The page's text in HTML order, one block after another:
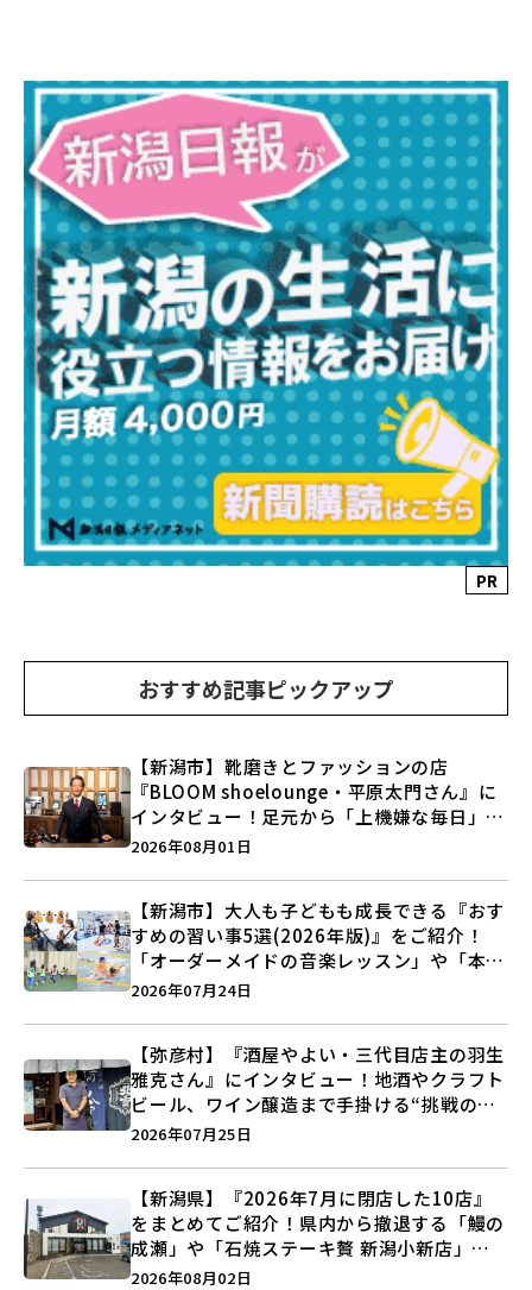
PR
おすすめ記事ピックアップ
【新潟市】靴磨きとファッションの店
『BLOOM shoelounge・平原太門さん』に
インタビュー！足元から「上機嫌な毎日」を
つくる装いの提案とは？
2026年08月01日
【新潟市】大人も子どもも成長できる『おす
すめの習い事5選(2026年版)』をご紹介！
「オーダーメイドの音楽レッスン」や「本格
キックボクシング」で新しい自分を見つけよ
2026年07月24日
【弥彦村】『酒屋やよい・三代目店主の羽生
雅克さん』にインタビュー！地酒やクラフト
ビール、ワイン醸造まで手掛ける“挑戦の歴
史”に迫る♪
2026年07月25日
【新潟県】『2026年7月に閉店した10店』
をまとめてご紹介！県内から撤退する「鰻の
成瀬」や「石焼ステーキ贅 新潟小新店」が
営業に幕…。
2026年08月02日